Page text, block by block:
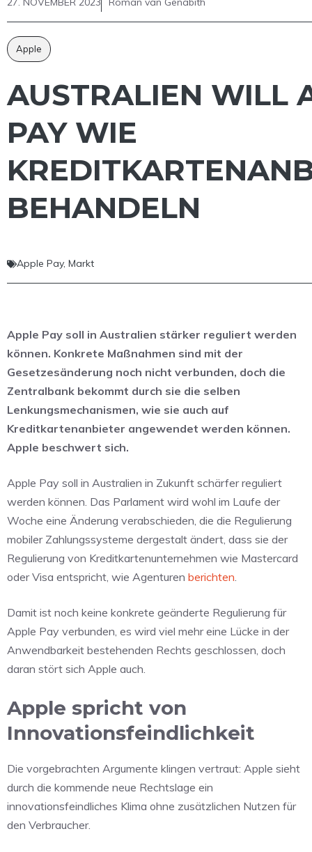
Apple
AUSTRALIEN WILL
PAY WIE
BEHANDELN
Apple Pay, Markt
Apple Pay soll in Australien stärker reguliert werden
können. Konkrete Maßnahmen sind mit der
Gesetzesänderung noch nicht verbunden, doch die
Zentralbank bekommt durch sie die selben
Lenkungsmechanismen, wie sie auch auf
Kreditkartenanbieter angewendet werden können.
Apple beschwert sich.
Apple Pay soll in Australien in Zukunft schärfer reguliert
werden können. Das Parlament wird wohl im Laufe der
Woche eine Änderung verabschieden, die die Regulierung
mobiler Zahlungssysteme dergestalt ändert, dass sie der
Regulierung von Kreditkartenunternehmen wie Mastercard
oder Visa entspricht, wie Agenturen berichten.
Damit ist noch keine konkrete geänderte Regulierung für
Apple Pay verbunden, es wird viel mehr eine Lücke in der
Anwendbarkeit bestehenden Rechts geschlossen, doch
daran stört sich Apple auch.
Apple spricht von
Innovationsfeindlichkeit
Die vorgebrachten Argumente klingen vertraut: Apple sieht
durch die kommende neue Rechtslage ein
innovationsfeindliches Klima ohne zusätzlichen Nutzen für
den Verbraucher.